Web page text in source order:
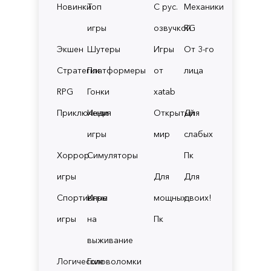
НовинкиТоп
игры
Экшен Шутеры
СтратегииПлатформеры
RPG
Гонки
Приключения
Инди
игры
Хоррор
игры
Симуляторы
Спортивные
игры
Игры
на
выживание
ЛогическиеГоловоломки
С рус.
озвучкой
Механики
RG
Игры
от
xatab
От 3-го
лица
Открытый
мир
Для
слабых
Пк
Для
мощных
Пк
Для
двоих!